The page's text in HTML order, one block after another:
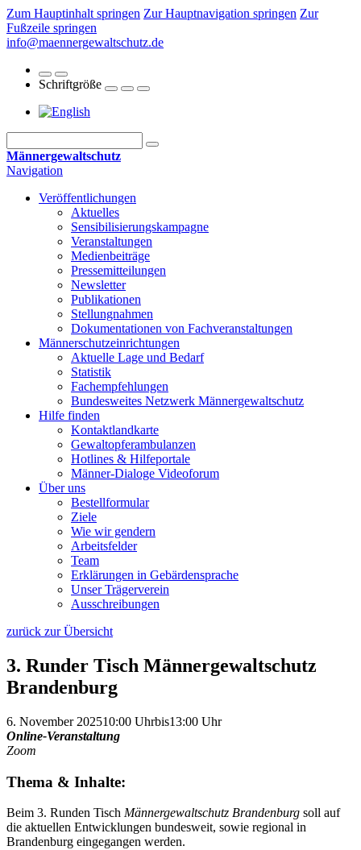
Zum Hauptinhalt springen Zur Hauptnavigation springen Zur
Fußzeile springen
info@maennergewaltschutz.de
Schriftgröße
Männergewaltschutz
Navigation
Veröffentlichungen
Aktuelles
Sensibilisierungskampagne
Veranstaltungen
Medienbeiträge
Pressemitteilungen
Newsletter
Publikationen
Stellungnahmen
Dokumentationen von Fachveranstaltungen
Männerschutz­einrichtungen
Aktuelle Lage und Bedarf
Statistik
Fachempfehlungen
Bundesweites Netzwerk Männergewaltschutz
Hilfe finden
Kontaktlandkarte
Gewaltopfer­ambulanzen
Hotlines & Hilfeportale
Männer-Dialoge Videoforum
Über uns
Bestellformular
Ziele
Wie wir gendern
Arbeitsfelder
Team
Erklärungen in Gebärdensprache
Unser Trägerverein
Ausschreibungen
zurück zur Übersicht
3. Runder Tisch Männergewaltschutz
Brandenburg
6. November 202510:00 Uhrbis13:00 Uhr
Online-Veranstaltung
Zoom
Thema & Inhalte:
Beim 3. Runden Tisch Männergewaltschutz Brandenburg soll auf
die aktuellen Entwicklungen bundesweit, sowie regional in
Brandenburg eingegangen werden.